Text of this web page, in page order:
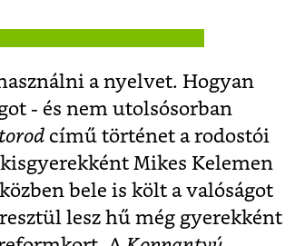
a nyelvet. Hogyan
- és nem utolsósorban
című történet a rodostói
Mikes Kelemen
bele is költ a valóságot
lesz hű még gyerekként